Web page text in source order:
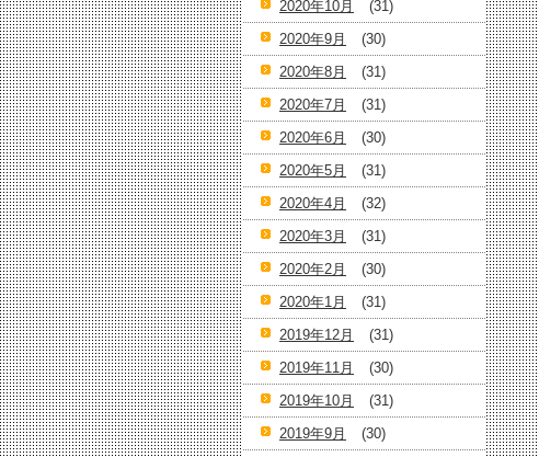
2020年10月
(31)
2020年9月
(30)
2020年8月
(31)
2020年7月
(31)
2020年6月
(30)
2020年5月
(31)
2020年4月
(32)
2020年3月
(31)
2020年2月
(30)
2020年1月
(31)
2019年12月
(31)
2019年11月
(30)
2019年10月
(31)
2019年9月
(30)